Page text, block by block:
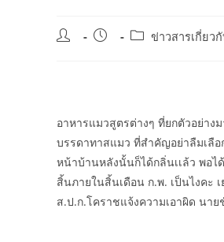
Post
Post
Postข่าวสารเกี่ยว
อาหารแมวสูตรต่างๆ ที่ยกตัวอย่าง
บรรดาทาสแมว ที่สำคัญอย่าลืมเลื
หน้าบ้านหลังนั้นก็ได้กลิ่นเเล้ว พอไ
สิ้นภายในสิ้นเดือน ก.พ. เป็นไงคะ
ส.ป.ก.โคราชแจ้งความเอาผิด น